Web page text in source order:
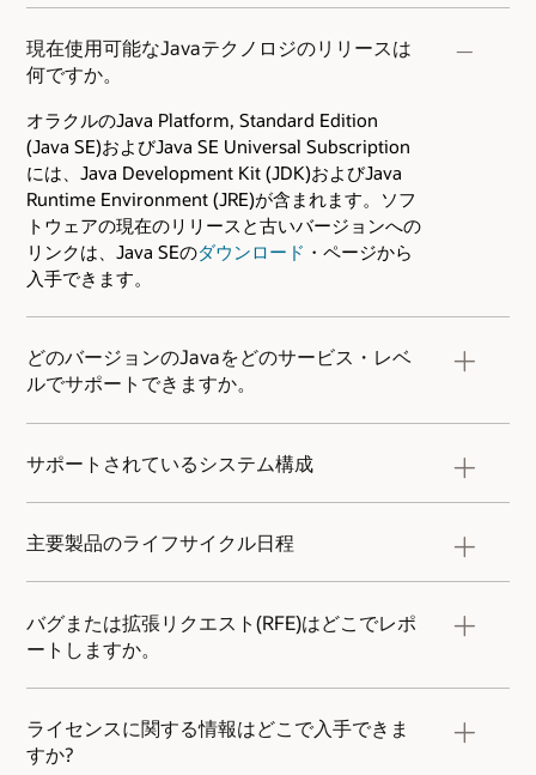
Java SE Universal Subscriptionは、Employeeベ
ースのメトリックで販売されています。価格は
1Employeeあたり月額15ドルからとなっていま
す。公開された階層の価格で最も安いものは月額
5.25ドルで、Employee数が5万を超える場合はさ
らに低価格になります。詳細は、オラクルの担当
者にお問い合わせください。また、Java SE
Universal SubscriptionのFAQもご確認くださ
い。
現在使用可能なJavaテクノロジのリリースは
何ですか。
オラクルのJava Platform, Standard Edition
(Java SE)およびJava SE Universal Subscription
には、Java Development Kit (JDK)およびJava
Runtime Environment (JRE)が含まれます。ソフ
トウェアの現在のリリースと古いバージョンへの
リンクは、Java SEのダウンロード ・ページから
入手できます。
どのバージョンのJavaをどのサービス・レベ
ルでサポートできますか。
詳細は、Java SEサポート・ロードマップをご確
認ください。
サポートされているシステム構成
Oracle Java SE Universal Subscriptionの各リリ
ースは、対応するJava SEリリースと同じシステ
ステム構成は、顧客の要件に基づいて追加される
場合があります。オペレーティングシステムのバ
ージョン、ハードウェアプラットフォーム、デス
クトップマネージャー、ブラウザなど、サポート
されている最新のシステム構成については、次を
ご確認ください。
主要製品のライフサイクル日程
詳しくは、Oracle Supportポリシーをご確認くだ
さい。詳しくは、 Oracle Java SEサポート・ロー
ドマップ をご確認ください。
バグまたは拡張リクエスト(RFE)はどこでレポ
ートしますか。
アップデートまたはリビジョンによってリグレッ
ションが発生した場合、お客様は問題をすぐにオ
ラクルに報告することをお薦めします。問題の解
ライセンスに関する情報はどこで入手できま
すか?